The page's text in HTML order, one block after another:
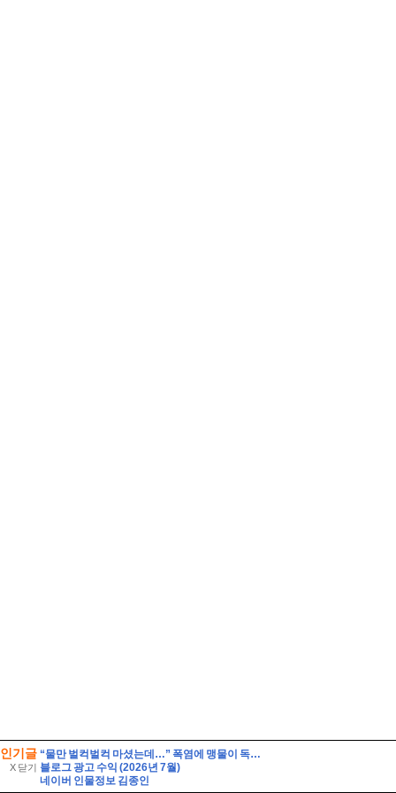
인기글
X 닫기
“물만 벌컥벌컥 마셨는데…” 폭염에 맹물이 독이 되는 이유
블로그 광고 수익 (2026년 7월)
네이버 인물정보 김종인